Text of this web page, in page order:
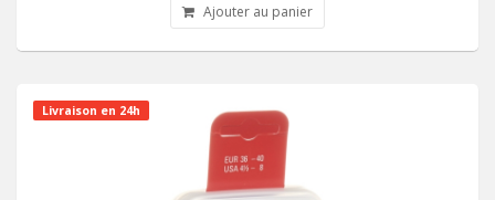
Ajouter au panier
Livraison en 24h